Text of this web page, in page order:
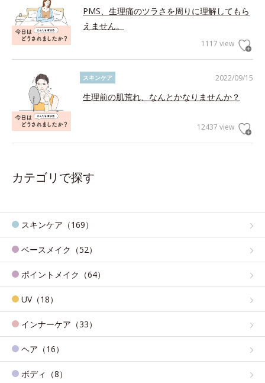
PMS、生理痛のツラさを周りに理解してもら
えません。
1117 view
2022/09/15
スキンケア
生理前の肌荒れ、なんとかなりませんか？
12437 view
カテゴリで探す
スキンケア（169）
ベースメイク（52）
ポイントメイク（64）
UV（18）
インナーケア（33）
ヘア（16）
ボディ（8）